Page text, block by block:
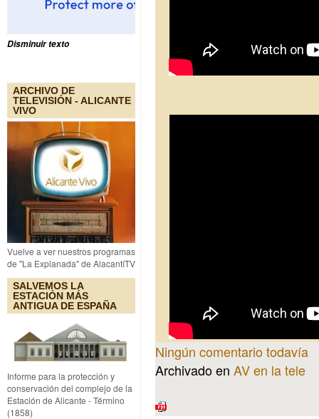
Disminuir texto
ARCHIVO DE
TELEVISIÓN - ALICANTE
VIVO
Vuelve a ver nuestros programas
de "La Explanada" de AlacantíTV
SALVEMOS LA
ESTACIÓN MÁS
ANTIGUA DE ESPAÑA
Informe para la protección y
conservación del complejo de la
Estación de Alicante - Término
(1858)
Ningún comentario todavía
Archivado en AV en la tele